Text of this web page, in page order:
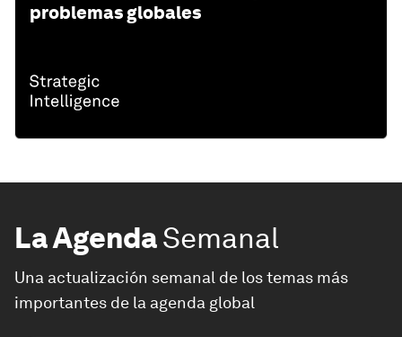
problemas globales
La AgendaSemanal
Una actualización semanal de los temas más
importantes de la agenda global